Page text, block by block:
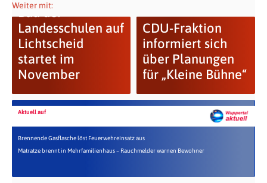
Weiter mit:
Bau der
Landesschulen auf
Lichtscheid
startet im
November
CDU-Fraktion
informiert sich
über Planungen
für „Kleine Bühne“
Aktuell auf
Brennende Gasflasche löst Feuerwehreinsatz aus
Matratze brennt in Mehrfamilienhaus – Rauchmelder warnen Bewohner